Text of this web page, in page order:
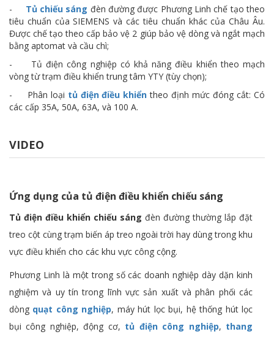
- Tủ chiếu sáng đèn đường được Phương Linh chế tạo theo
tiêu chuẩn của SIEMENS và các tiêu chuẩn khác của Châu Âu.
Được chế tạo theo cấp bảo vệ 2 giúp bảo vệ dòng và ngắt mạch
bằng aptomat và cầu chì;
- Tủ điện công nghiệp có khả năng điều khiển theo mạch
vòng từ trạm điều khiển trung tâm YTY (tùy chọn);
- Phân loại tủ điện điều khiển theo định mức đóng cắt: Có
các cấp 35A, 50A, 63A, và 100 A.
VIDEO
Ứng dụng của tủ điện điều khiển chiếu sáng
Tủ điện điều khiển chiếu sáng đèn đường thường lắp đặt
treo cột cùng trạm biến áp treo ngoài trời hay dùng trong khu
vực điều khiển cho các khu vực công cộng.
Phương Linh là một trong số các doanh nghiệp dày dặn kinh
nghiệm và uy tín trong lĩnh vực sản xuất và phân phối các
dòng quạt công nghiệp, máy hút lọc bụi, hệ thống hút lọc
bụi công nghiệp, động cơ, tủ điện công nghiệp, thang